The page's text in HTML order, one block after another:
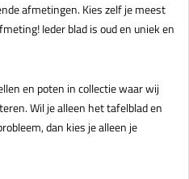
afmetingen. Kies zelf je meest
Ieder blad is oud en uniek en
en poten in collectie waar wij
Wil je alleen het tafelblad en
dan kies je alleen je